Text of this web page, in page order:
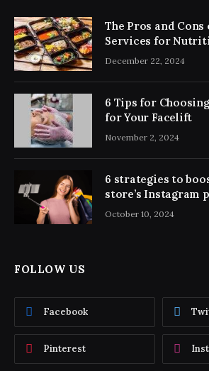
The Pros and
Services for
December 22, 2024
6 Tips for
for Your Facelift
November 2, 2024
6 strategies to
store’s Instagram
October 10, 2024
FOLLOW US
Facebook
Pinterest